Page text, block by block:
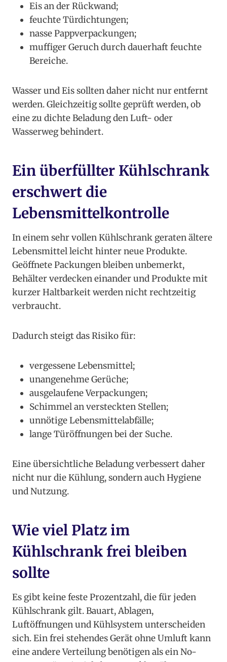
Eis an der Rückwand;
feuchte Türdichtungen;
nasse Pappverpackungen;
muffiger Geruch durch dauerhaft feuchte
Bereiche.
Wasser und Eis sollten daher nicht nur entfernt
werden. Gleichzeitig sollte geprüft werden, ob
eine zu dichte Beladung den Luft- oder
Wasserweg behindert.
Ein überfüllter Kühlschrank
erschwert die
Lebensmittelkontrolle
In einem sehr vollen Kühlschrank geraten ältere
Lebensmittel leicht hinter neue Produkte.
Geöffnete Packungen bleiben unbemerkt,
Behälter verdecken einander und Produkte mit
kurzer Haltbarkeit werden nicht rechtzeitig
verbraucht.
Dadurch steigt das Risiko für:
vergessene Lebensmittel;
unangenehme Gerüche;
ausgelaufene Verpackungen;
Schimmel an versteckten Stellen;
unnötige Lebensmittelabfälle;
lange Türöffnungen bei der Suche.
Eine übersichtliche Beladung verbessert daher
nicht nur die Kühlung, sondern auch Hygiene
und Nutzung.
Wie viel Platz im
Kühlschrank frei bleiben
sollte
Es gibt keine feste Prozentzahl, die für jeden
Kühlschrank gilt. Bauart, Ablagen,
Luftöffnungen und Kühlsystem unterscheiden
sich. Ein frei stehendes Gerät ohne Umluft kann
eine andere Verteilung benötigen als ein No-